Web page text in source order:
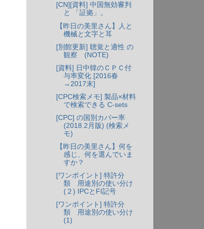
[CN][資料] 中国無効審判
と 「証拠」。
【昨日の美里さん】人と
機械と文字と耳
[別館更新] 聴覚と適性 の
観察 (NOTE)
[資料] 日中韓のＣＰＣ付
与率変化 [2016春
→2017末]
[CPC検索メモ] 製品×材料
で検索できる C-sets
[CPC] の国別カバー率
(2018.2月版) (検索メ
モ)
【昨日の美里さん】何を
感じ、何を選んでいま
すか？
[ワンポイント] 特許分
類 用途別の使い分け
(２) IPCとFI記号
[ワンポイント] 特許分
類 用途別の使い分け
(1)